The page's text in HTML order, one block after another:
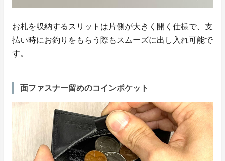
お札を収納するスリットは片側が大きく開く仕様で、支
払い時にお釣りをもらう際もスムーズに出し入れ可能で
す。
面ファスナー留めのコインポケット